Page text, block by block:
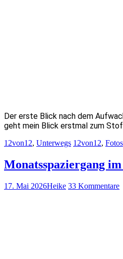
Der erste Blick nach dem
geht mein Blick erstmal zum
12von12, Unterwegs 12von12, Fotos
Monatsspaziergang
17. Mai 2026Heike 33 Kommentare